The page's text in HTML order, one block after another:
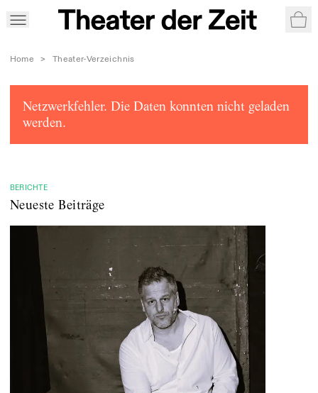
Home > Theater-Verzeichnis
Netzwerkfehler. Die Daten konnten nicht geladen
werden.
BERICHTE
Neueste Beiträge